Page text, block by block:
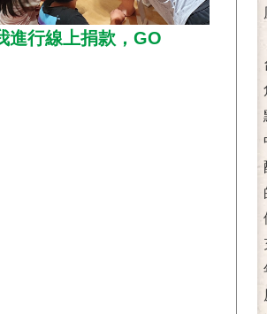
進行線上捐款，GO